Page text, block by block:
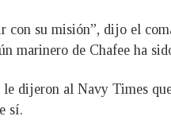
con su misión”, dijo el
marinero de Chafee ha
dijeron al Navy Times
sí.